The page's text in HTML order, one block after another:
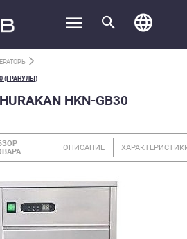
(ГРАНУЛЫ)
HKN-GB30
ОПИСАНИЕ